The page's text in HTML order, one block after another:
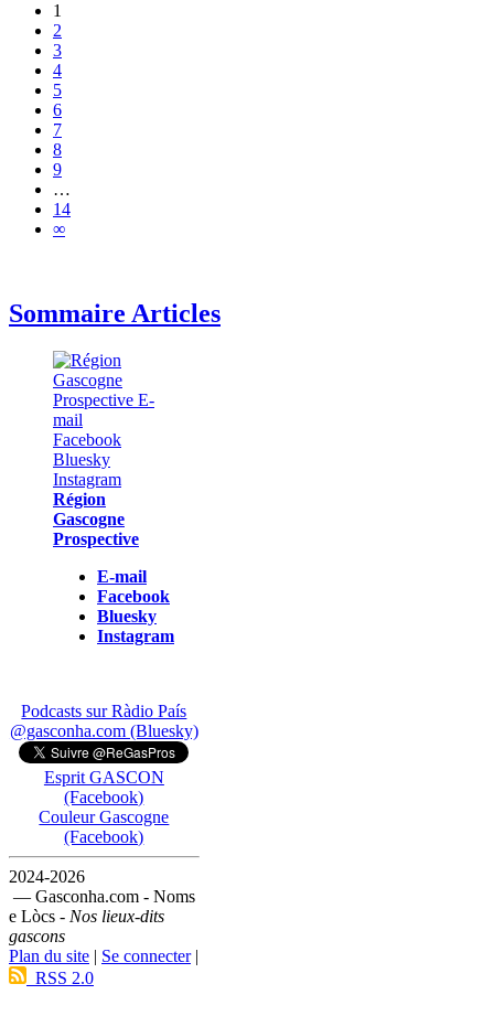
1
2
3
4
5
6
7
8
9
…
14
∞
Sommaire Articles
Région
Gascogne
Prospective
E-mail
Facebook
Bluesky
Instagram
Podcasts sur Ràdio País
@gasconha.com (Bluesky)
Esprit GASCON
(Facebook)
Couleur Gascogne
(Facebook)
2024-2026
— Gasconha.com - Noms
e Lòcs - Nos lieux-dits
gascons
Plan du site | Se connecter|
RSS 2.0